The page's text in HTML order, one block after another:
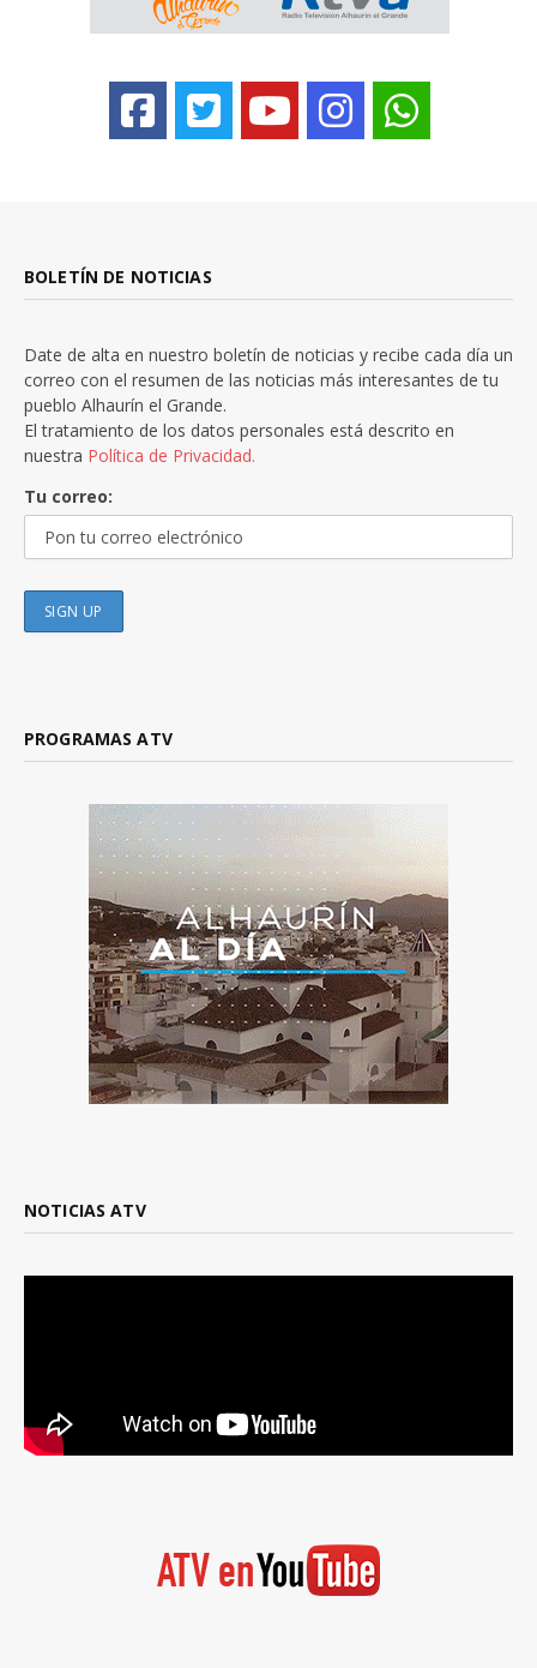
BOLETÍN DE NOTICIAS
Date de alta en nuestro boletín de noticias y recibe cada día un
correo con el resumen de las noticias más interesantes de tu
pueblo Alhaurín el Grande.
El tratamiento de los datos personales está descrito en
nuestra Política de Privacidad.
Tu correo:
PROGRAMAS ATV
NOTICIAS ATV